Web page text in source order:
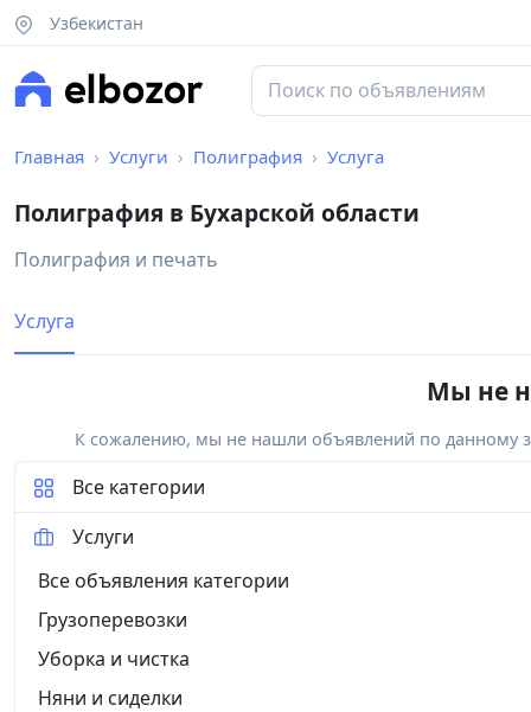
Узбекистан
Главная Услуги Полиграфия Услуга
Полиграфия в Бухарской области
Полиграфия и печать
Услуга
Мы не
К сожалению, мы не нашли объявлений по данному
Все категории
Услуги
Все объявления категории
Грузоперевозки
Уборка и чистка
Няни и сиделки